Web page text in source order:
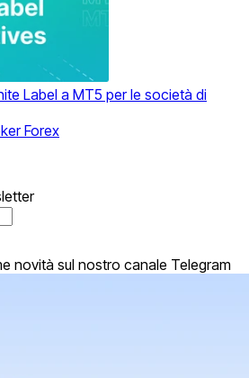
Label a MT5 per le società di
Forex
novità sul nostro canale Telegram